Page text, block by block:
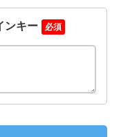
ンキー 必須